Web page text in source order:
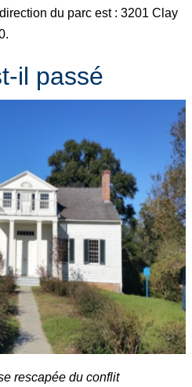
du parc est : 3201 Clay
il passé
rescapée du conflit